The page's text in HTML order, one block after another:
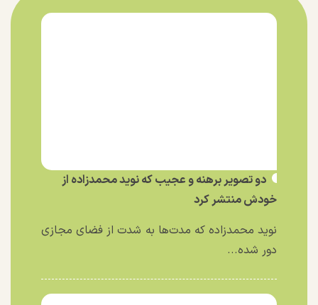
دو تصویر برهنه و عجیب که نوید محمدزاده از
خودش منتشر کرد
نوید محمدزاده که مدت‌ها به شدت از فضای مجازی
دور شده...